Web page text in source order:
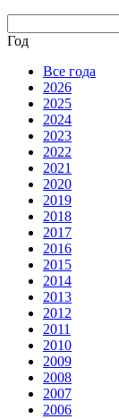
Год
Все года
2026
2025
2024
2023
2022
2021
2020
2019
2018
2017
2016
2015
2014
2013
2012
2011
2010
2009
2008
2007
2006